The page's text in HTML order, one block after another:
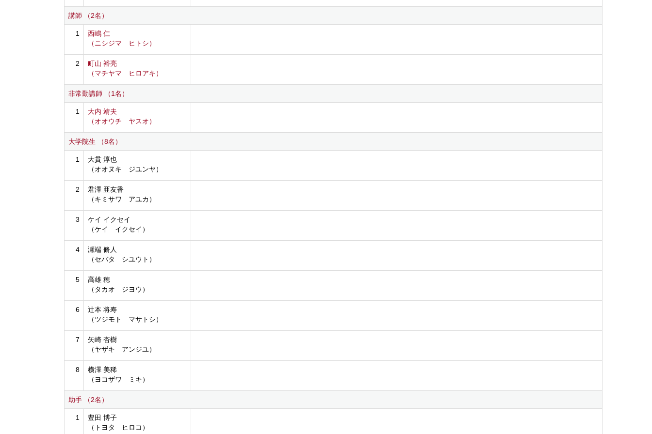
講師 （2名）
1
西嶋 仁
（ニシジマ ヒトシ）
2
町山 裕亮
（マチヤマ ヒロアキ）
非常勤講師 （1名）
1
大内 靖夫
（オオウチ ヤスオ）
大学院生 （8名）
1
大貫 淳也
（オオヌキ ジユンヤ）
2
君澤 亜友香
（キミサワ アユカ）
3
ケイ イクセイ
（ケイ イクセイ）
4
瀬端 脩人
（セバタ シユウト）
5
高雄 穂
（タカオ ジヨウ）
6
辻本 将寿
（ツジモト マサトシ）
7
矢崎 杏樹
（ヤザキ アンジユ）
8
横澤 美稀
（ヨコザワ ミキ）
助手 （2名）
1
豊田 博子
（トヨタ ヒロコ）